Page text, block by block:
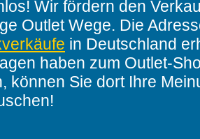
Wir fördern den
Outlet Wege. Die
in Deutschland
haben zum Outlet-
können Sie dort Ihre